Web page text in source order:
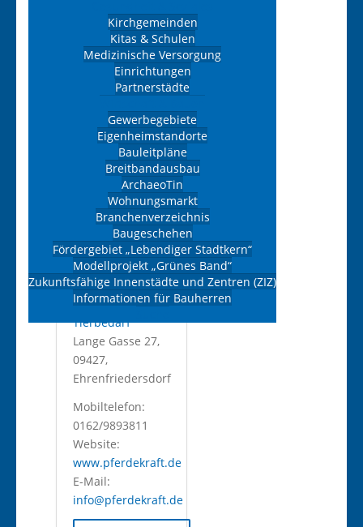
Kirchgemeinden
Kitas & Schulen
Medizinische Versorgung
Einrichtungen
Partnerstädte
Gewerbegebiete
Eigenheimstandorte
Bauleitpläne
Breitbandausbau
ArchaeoTin
Wohnungsmarkt
Branchenverzeichnis
Baugeschehen
Fördergebiet „Lebendiger Stadtkern“
Modellprojekt „Grünes Band“
Zukunftsfähige Innenstädte und Zentren (ZIZ)
Informationen für Bauherren
Ehrenfriedersdorf
Mobiltelefon:
017676492132
E-Mail:
isabel.prowin@gmx.de
MEHR...
Pferdehof
Walther
Kategorie:
Tierbedarf
Lange Gasse 27,
09427,
Ehrenfriedersdorf
Mobiltelefon:
0162/9893811
Website:
www.pferdekraft.de
E-Mail:
info@pferdekraft.de